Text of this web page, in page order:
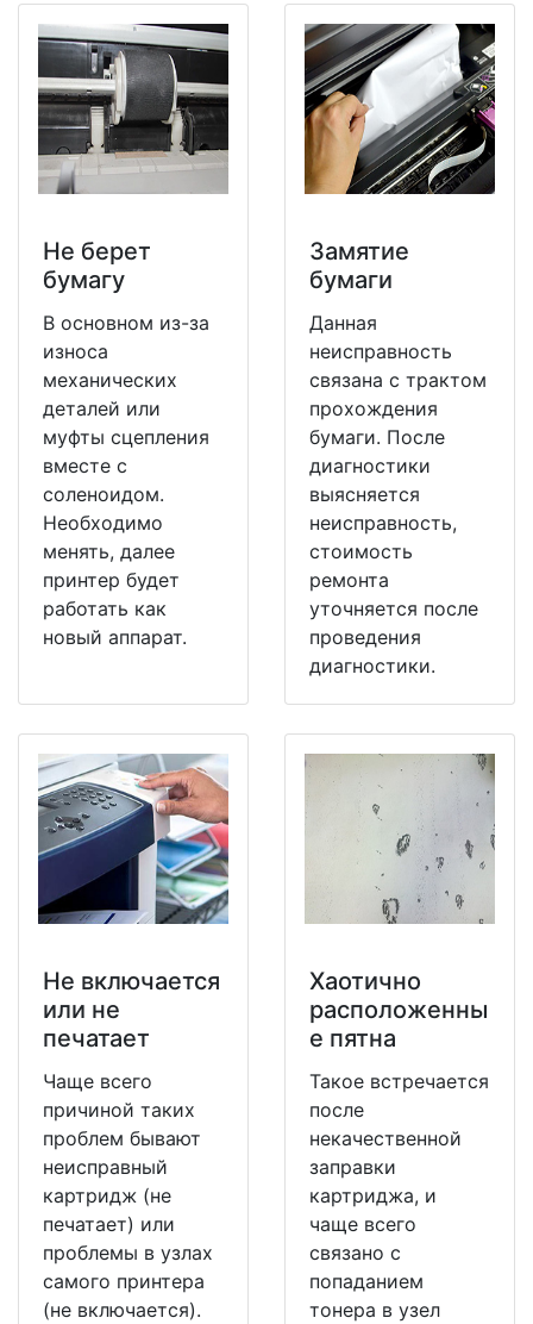
Не берет
бумагу
В основном из-за
износа
механических
деталей или
муфты сцепления
вместе с
соленоидом.
Необходимо
менять, далее
принтер будет
работать как
новый аппарат.
Замятие
бумаги
Данная
неисправность
связана с трактом
прохождения
бумаги. После
диагностики
выясняется
неисправность,
стоимость
ремонта
уточняется после
проведения
диагностики.
Не включается
или не
печатает
Чаще всего
причиной таких
проблем бывают
неисправный
картридж (не
печатает) или
проблемы в узлах
самого принтера
(не включается).
Хаотично
расположенны
е пятна
Такое встречается
после
некачественной
заправки
картриджа, и
чаще всего
связано с
попаданием
тонера в узел